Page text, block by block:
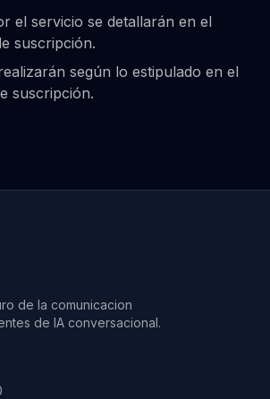
el servicio se detallarán en el
suscripción.
según lo estipulado en el
suscripción.
de la comunicacion
de IA conversacional.